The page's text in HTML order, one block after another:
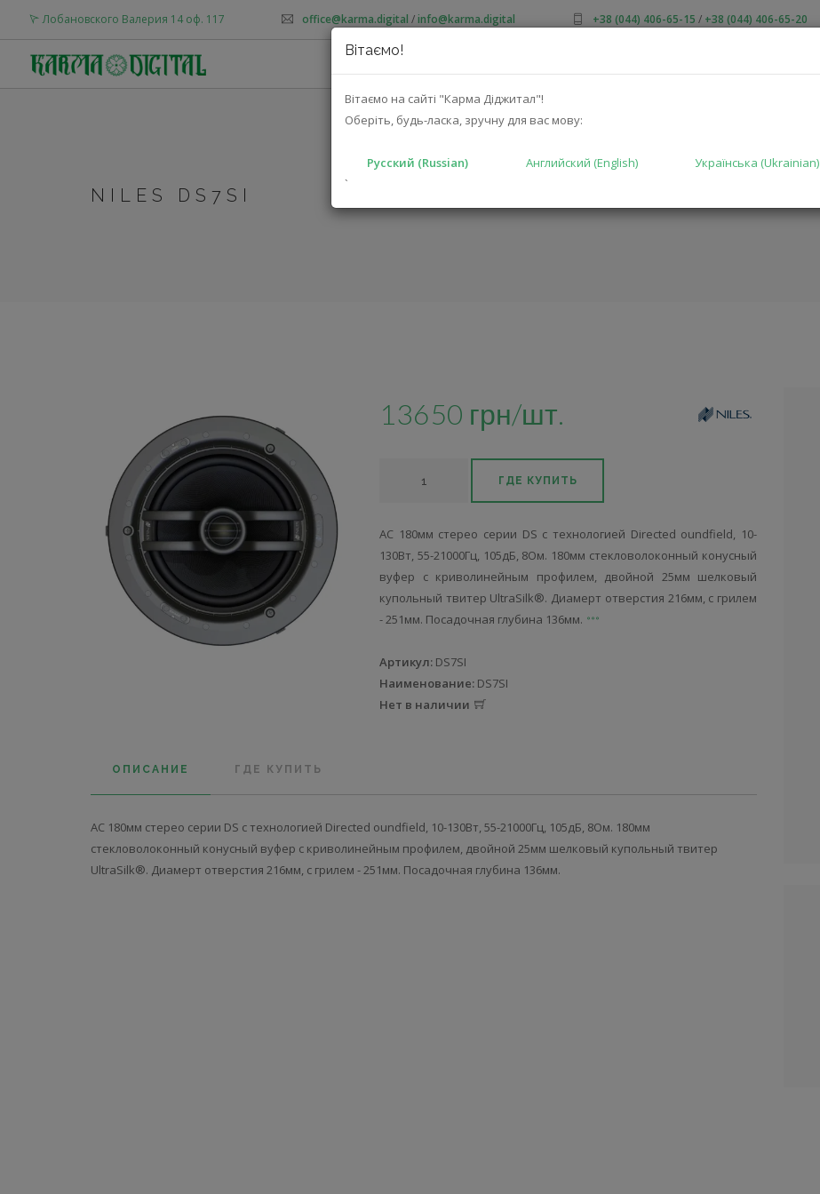
Вітаємо!
Вітаємо на сайті "Карма Діджитал"!
Оберіть, будь-ласка, зручну для вас мову:
Русский (Russian) Английский (English)
Українська (Ukrainian)
`
Лобановского Валерия 14 оф. 117 office@karma.digital /info@karma.digital +38 (044) 406-65-15 / +38 (044) 406-65-20
NILES DS7SI
13650 грн/шт.
ГДЕ КУПИТЬ
АС 180мм стерео серии DS с технологией Directed oundfield, 10-
130Вт, 55-21000Гц, 105дБ, 8Ом. 180мм стекловолоконный конусный
вуфер с криволинейным профилем, двойной 25мм шелковый
купольный твитер UltraSilk®. Диамерт отверстия 216мм, с грилем
- 251мм. Посадочная глубина 136мм.
Артикул: DS7SI
Наименование: DS7SI
Нет в наличии
ОПИСАНИЕ ГДЕ КУПИТЬ
АС 180мм стерео серии DS с технологией Directed oundfield, 10-130Вт, 55-21000Гц, 105дБ, 8Ом. 180мм
стекловолоконный конусный вуфер с криволинейным профилем, двойной 25мм шелковый купольный твитер
UltraSilk®. Диамерт отверстия 216мм, с грилем - 251мм. Посадочная глубина 136мм.